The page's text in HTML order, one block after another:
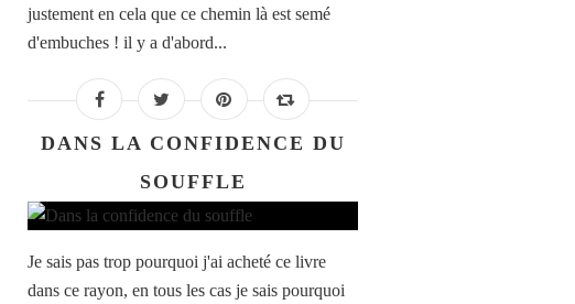
justement en cela que ce chemin là est semé
d'embuches ! il y a d'abord...
DANS LA CONFIDENCE DU
SOUFFLE
Je sais pas trop pourquoi j'ai acheté ce livre
dans ce rayon, en tous les cas je sais pourquoi